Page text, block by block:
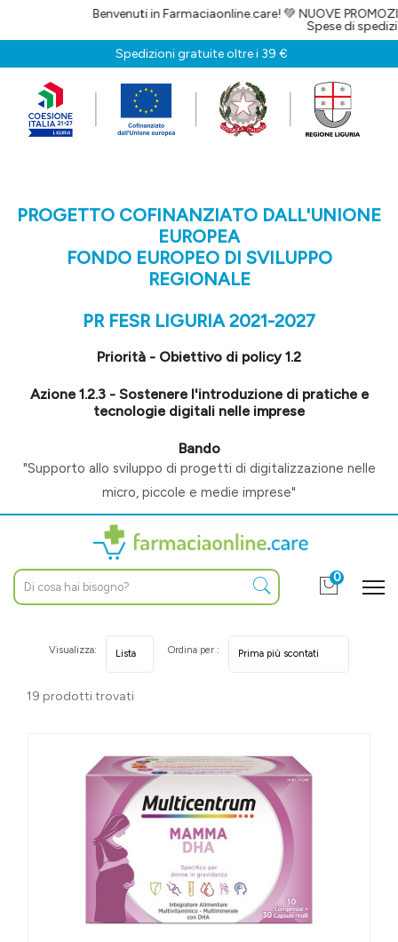
Benvenuti in Farmaciaonline.care! 💚 NUOVE PROMOZIONI OGNI
Spese di spedizione gratuite
Spedizioni gratuite oltre i 39 €
PROGETTO COFINANZIATO DALL'UNIONE
EUROPEA
FONDO EUROPEO DI SVILUPPO
REGIONALE
PR FESR LIGURIA 2021-2027
Priorità - Obiettivo di policy 1.2
Azione 1.2.3 - Sostenere l'introduzione di pratiche e
tecnologie digitali nelle imprese
Bando
"Supporto allo sviluppo di progetti di digitalizzazione nelle
micro, piccole e medie imprese"
0
19 prodotti trovati
Visualizza: Ordina per :